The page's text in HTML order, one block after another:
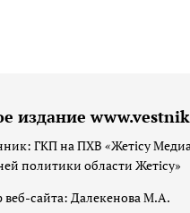
издание
ГКП на ПХВ «Жетісу
политики области Жетісу»
веб-сайта: Далекенова М.А.